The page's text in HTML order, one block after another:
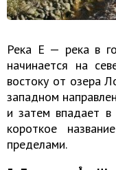
Река E — река в
начинается на
востоку от озера
западном
и затем впадает
короткое
пределами.